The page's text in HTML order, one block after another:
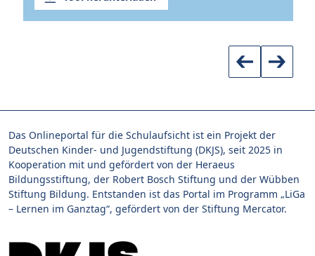
Das Onlineportal für die Schulaufsicht ist ein Projekt der
Deutschen Kinder- und Jugendstiftung (DKJS), seit 2025 in
Kooperation mit und gefördert von der Heraeus
Bildungsstiftung, der Robert Bosch Stiftung und der Wübben
Stiftung Bildung. Entstanden ist das Portal im Programm „LiGa
– Lernen im Ganztag“, gefördert von der Stiftung Mercator.